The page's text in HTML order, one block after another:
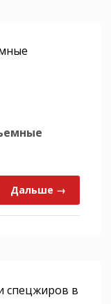
Дальше →
спецжиров в